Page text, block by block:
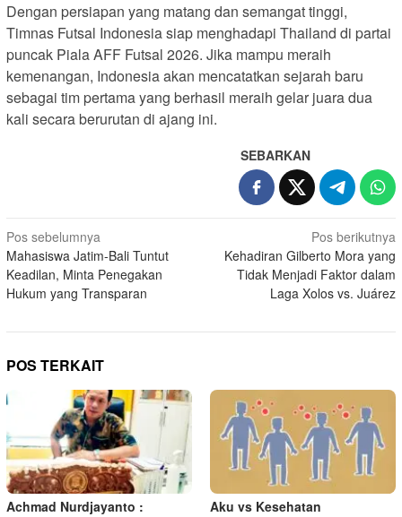
Dengan persiapan yang matang dan semangat tinggi,
Timnas Futsal Indonesia siap menghadapi Thailand di partai
puncak Piala AFF Futsal 2026. Jika mampu meraih
kemenangan, Indonesia akan mencatatkan sejarah baru
sebagai tim pertama yang berhasil meraih gelar juara dua
kali secara berurutan di ajang ini.
SEBARKAN
N
a
v
g
a
s
i
p
o
s
Pos sebelumnya
Mahasiswa Jatim-Bali Tuntut
Keadilan, Minta Penegakan
Hukum yang Transparan
Pos berikutnya
Kehadiran Gilberto Mora yang
Tidak Menjadi Faktor dalam
Laga Xolos vs. Juárez
POS TERKAIT
Achmad Nurdjayanto :
Aku vs Kesehatan